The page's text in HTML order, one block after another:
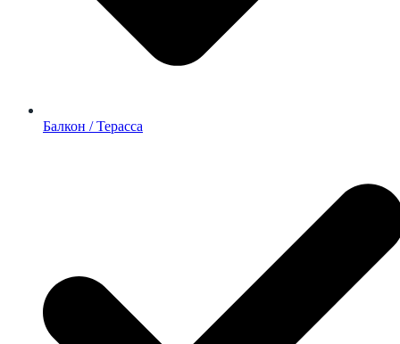
Балкон / Терасса